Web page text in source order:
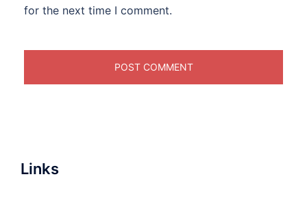
for the next time I comment.
Links